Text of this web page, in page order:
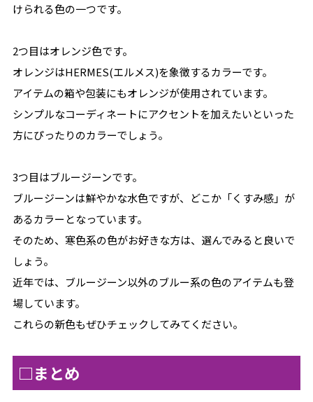
けられる色の一つです。
2つ目はオレンジ色です。
オレンジはHERMES(エルメス)を象徴するカラーです。
アイテムの箱や包装にもオレンジが使用されています。
シンプルなコーディネートにアクセントを加えたいといった
方にぴったりのカラーでしょう。
3つ目はブルージーンです。
ブルージーンは鮮やかな水色ですが、どこか「くすみ感」が
あるカラーとなっています。
そのため、寒色系の色がお好きな方は、選んでみると良いで
しょう。
近年では、ブルージーン以外のブルー系の色のアイテムも登
場しています。
これらの新色もぜひチェックしてみてください。
□まとめ